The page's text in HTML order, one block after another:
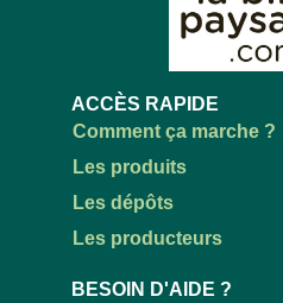
ACCÈS RAPIDE
Comment ça marche ?
Les produits
Les dépôts
Les producteurs
BESOIN D'AIDE ?